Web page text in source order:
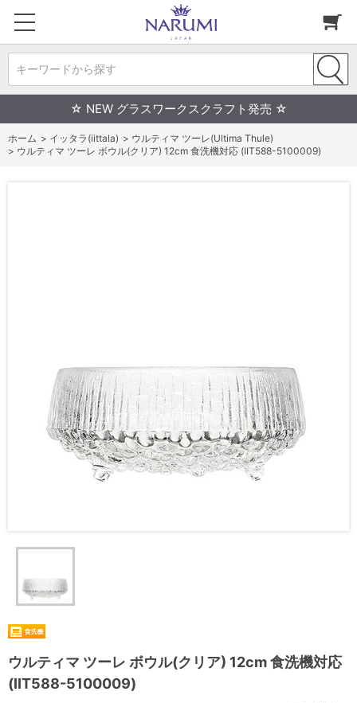
キーワードから探す
☆ NEW グラスワークスクラフト発売 ☆
ホーム > イッタラ(iittala) > ウルティマ ツーレ(Ultima Thule)
> ウルティマ ツーレ ボウル(クリア) 12cm 食洗機対応 (IIT588-5100009)
ウルティマ ツーレ ボウル(クリア) 12cm 食洗機対応
(IIT588-5100009)